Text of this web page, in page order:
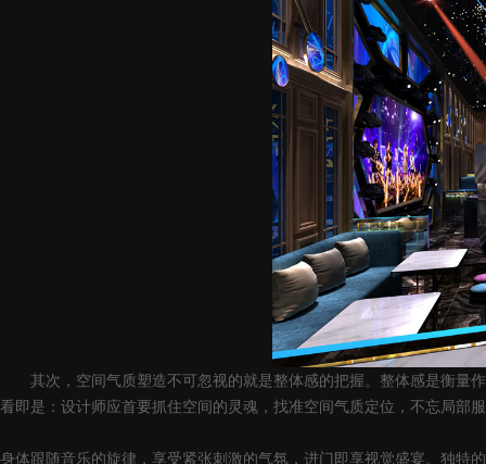
其次，空间气质塑造不可忽视的就是整体感的把握。整体感是衡量
看即是：设计师应首要抓住空间的灵魂，找准空间气质定位，不忘局部
身体跟随音乐的旋律，享受紧张刺激的气氛，进门即享视觉盛宴。独特